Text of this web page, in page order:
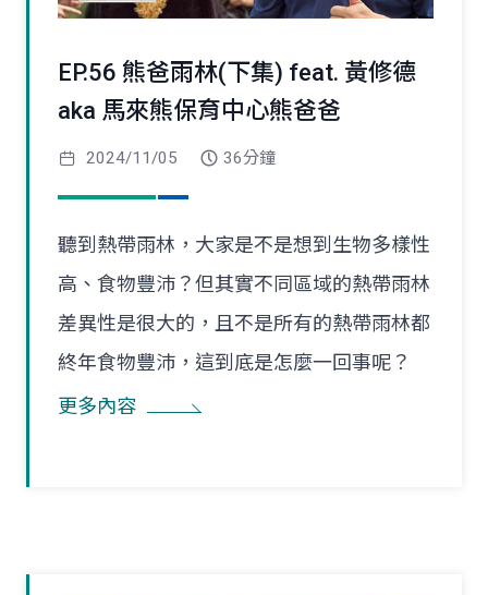
EP.56 熊爸雨林(下集) feat. 黃修德
aka 馬來熊保育中心熊爸爸
2024/11/05 36分鐘
聽到熱帶雨林，大家是不是想到生物多樣性
高、食物豐沛？但其實不同區域的熱帶雨林
差異性是很大的，且不是所有的熱帶雨林都
終年食物豐沛，這到底是怎麼一回事呢？
更多內容